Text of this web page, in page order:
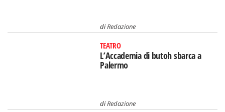
diRedazione
TEATRO
L’Accademia di butoh sbarca a
Palermo
diRedazione